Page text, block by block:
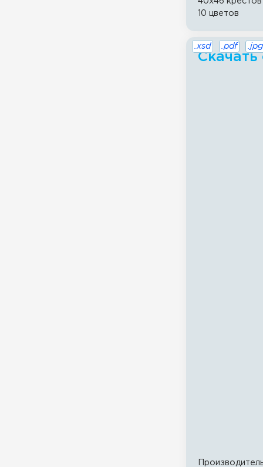
10 цветов
.xsd .pdf .jpg